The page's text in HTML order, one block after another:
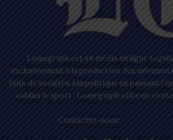
Lomegraph est un média en ligne
exclusivement à la production des
faits de sociétés à la politique en passant
oublier le sport ; Lomegraph offre un
Contactez-nous: